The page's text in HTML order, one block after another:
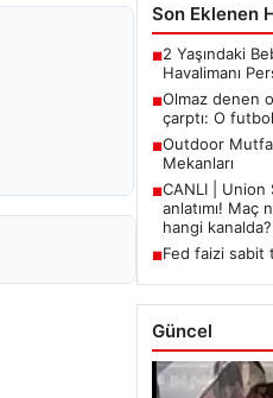
Son Eklenen
■2 Yaşındaki
Havalimanı
■Olmaz denen
çarptı: O
■Outdoor
Mekanları
■CANLI | Union
anlatımı! Maç
hangi
■Fed faizi sabit
Güncel